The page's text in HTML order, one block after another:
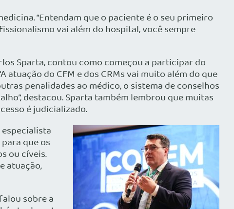
“Entendam que o paciente é o seu primeiro
vai além do hospital, você sempre
Sparta, contou como começou a participar do
do CFM e dos CRMs vai muito além do que
penalidades ao médico, o sistema de conselhos
destacou. Sparta também lembrou que muitas
é judicializado.
que os
ou cíveis.
atuação,
sobre a